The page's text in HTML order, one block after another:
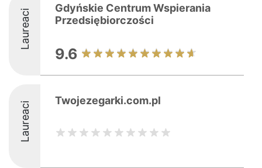
Laureaci
Gdyńskie Centrum Wspierania
Przedsiębiorczości
9.6
Laureaci Twojezegarki.com.pl